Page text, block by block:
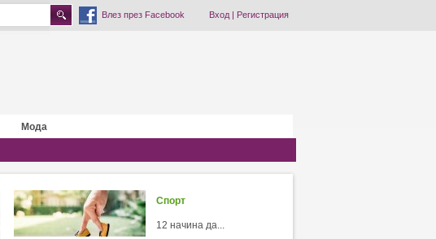
Влез през Facebook Вход| Регистрация
Мода
Спорт
12 начина да...